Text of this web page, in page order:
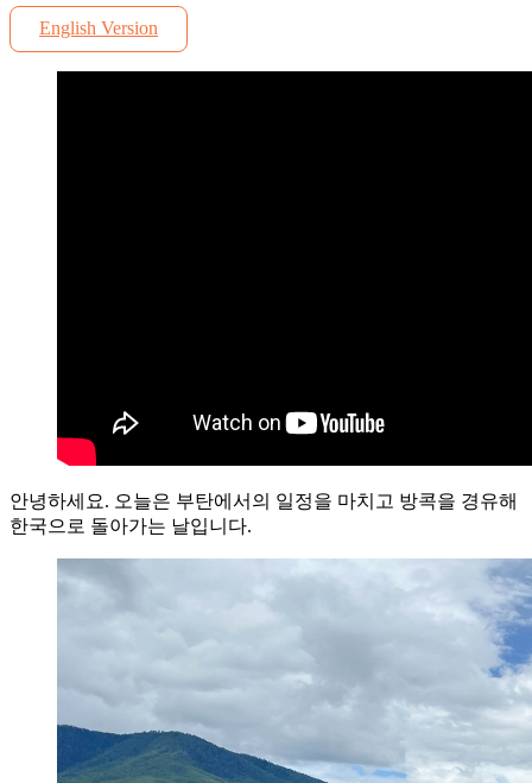
English Version
안녕하세요. 오늘은 부탄에서의 일정을 마치고 방콕을 경유해
한국으로 돌아가는 날입니다.